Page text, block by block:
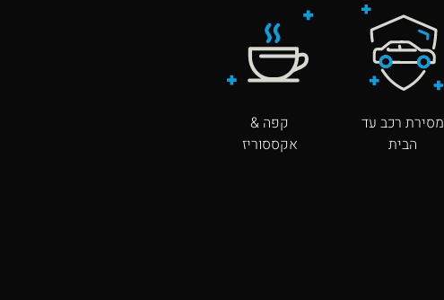
מסירת רכב עד
הבית
קפה &
אקססוריז